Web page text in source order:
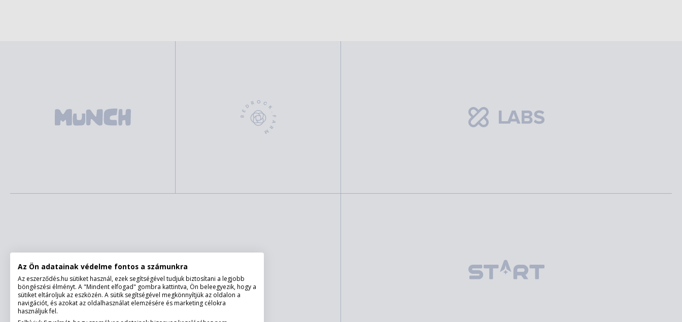
Az Ön adatainak védelme fontos a számunkra
Az eszerződés.hu sütiket használ, ezek segítségével tudjuk biztosítani a legjobb
böngészési élményt. A "Mindent elfogad" gombra kattintva, Ön beleegyezik, hogy a
sütiket eltároljuk az eszközén. A sütik segítségével megkönnyítjük az oldalon a
navigációt, és azokat az oldalhasználat elemzésére és marketing célokra
használjuk fel.